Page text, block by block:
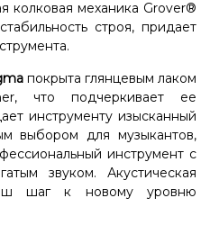
колковая механика Grover®
строя, придает
покрыта глянцевым лаком
что подчеркивает ее
инструменту изысканный
выбором для музыкантов,
инструмент с
звуком. Акустическая
шаг к новому уровню